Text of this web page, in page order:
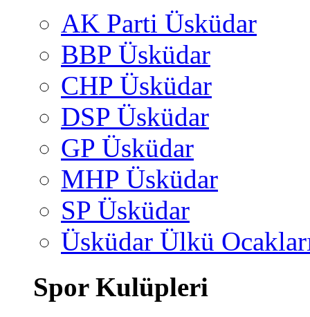
AK Parti Üsküdar
BBP Üsküdar
CHP Üsküdar
DSP Üsküdar
GP Üsküdar
MHP Üsküdar
SP Üsküdar
Üsküdar Ülkü
Spor Kulüpleri